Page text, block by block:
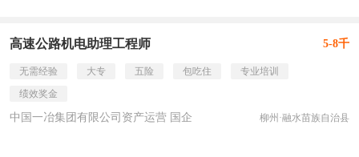
高速公路机电助理工程师 5-8千
无需经验 大专 五险 包吃住
专业培训
绩效奖金
中国一冶集团有限公司资产运营 国企 柳州·融水苗族自治县